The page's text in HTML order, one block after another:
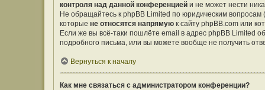
контроля над данной конференцией и не может нести
Не обращайтесь к phpBB Limited по юридическим вопросам
которые не относятся напрямую к сайту phpBB.com или
Если же вы всё-таки пошлёте email в адрес phpBB Limited
подробного письма, или вы можете вообще не получить
Вернуться к началу
Как мне связаться с администратором конференции?